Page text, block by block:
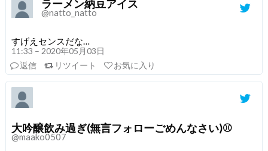
ラーメン納豆アイス
@natto_natto
すげえセンスだな…
11:33 – 2020年05月03日
返信
リツイート お気に入り
大吟醸飲み過ぎ(無言フォローごめんなさい)⚾
@maako0507